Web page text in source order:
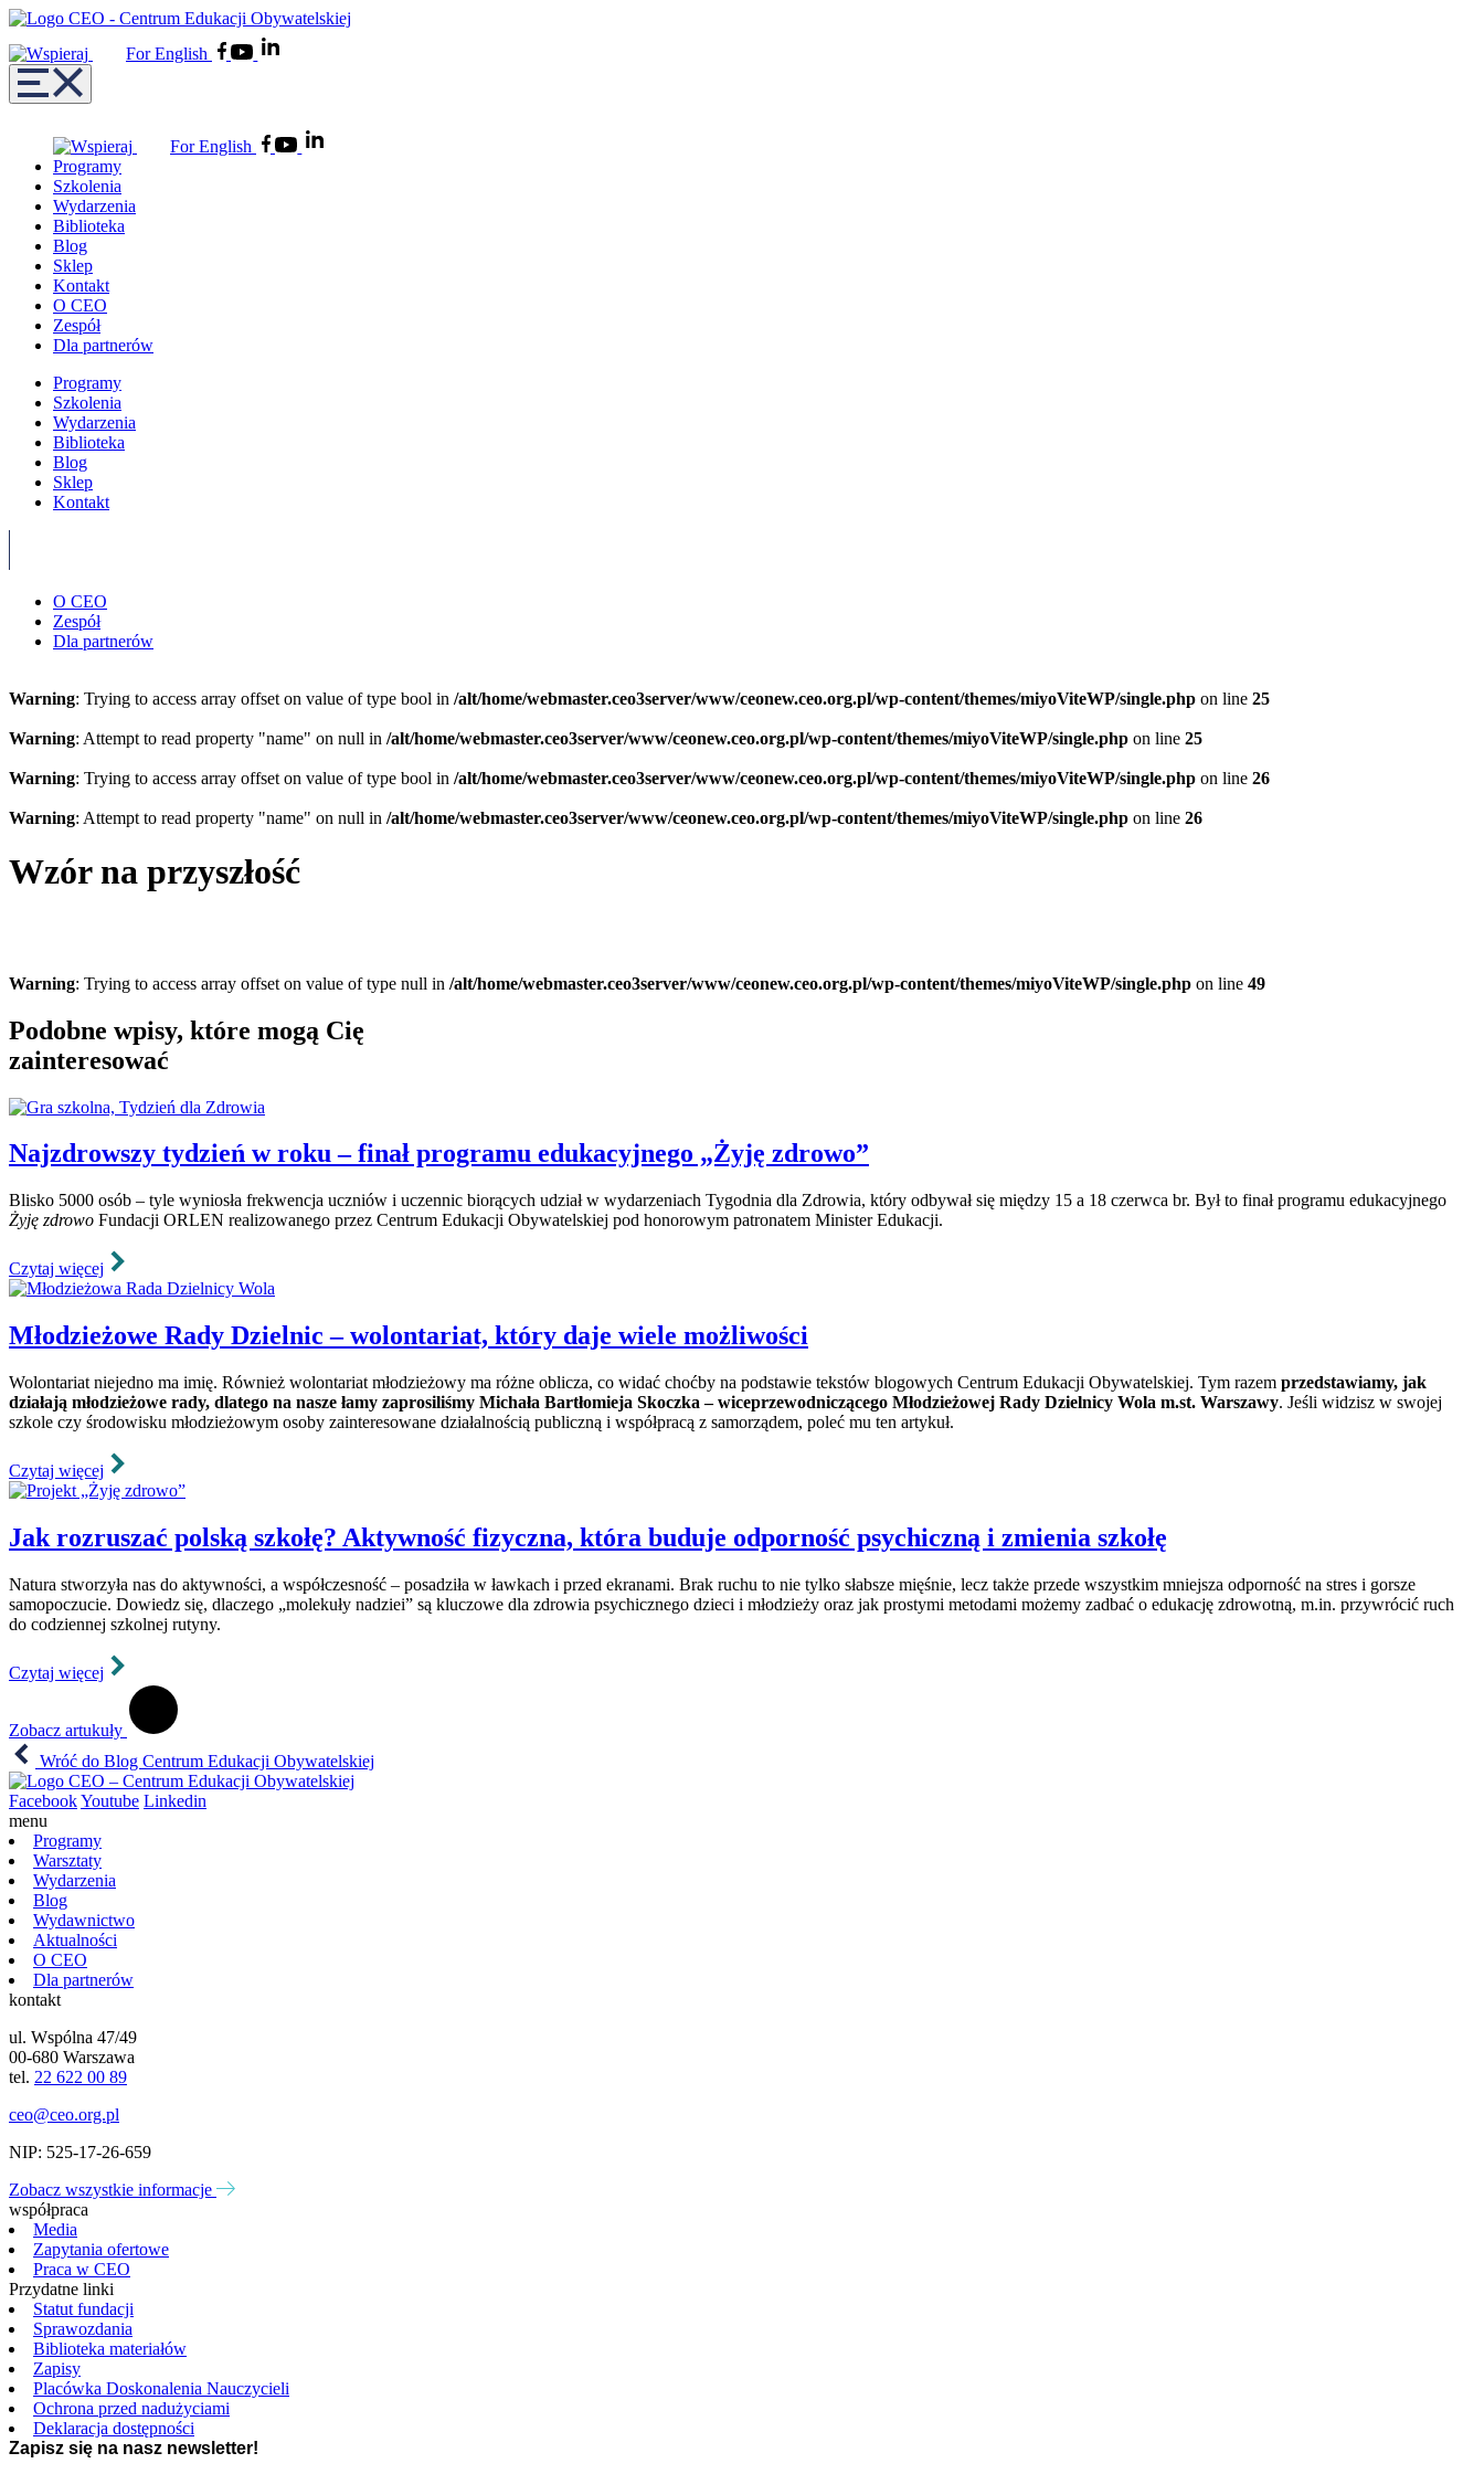
For English
For English
Programy
Szkolenia
Wydarzenia
Biblioteka
Blog
Sklep
Kontakt
O CEO
Zespół
Dla partnerów
Programy
Szkolenia
Wydarzenia
Biblioteka
Blog
Sklep
Kontakt
O CEO
Zespół
Dla partnerów
Warning: Trying to access array offset on value of type bool in /alt/home/webmaster.ceo3server/www/ceonew.ceo.org.pl/wp-content/themes/miyoViteWP/single.php on line 25
Warning: Attempt to read property "name" on null in /alt/home/webmaster.ceo3server/www/ceonew.ceo.org.pl/wp-content/themes/miyoViteWP/single.php on line 25
Warning: Trying to access array offset on value of type bool in /alt/home/webmaster.ceo3server/www/ceonew.ceo.org.pl/wp-content/themes/miyoViteWP/single.php on line 26
Warning: Attempt to read property "name" on null in /alt/home/webmaster.ceo3server/www/ceonew.ceo.org.pl/wp-content/themes/miyoViteWP/single.php on line 26
Wzór na przyszłość
Warning: Trying to access array offset on value of type null in /alt/home/webmaster.ceo3server/www/ceonew.ceo.org.pl/wp-content/themes/miyoViteWP/single.php on line 49
Podobne wpisy, które mogą Cię
zainteresować
Najzdrowszy tydzień w roku – finał programu edukacyjnego „Żyję zdrowo”
Blisko 5000 osób – tyle wyniosła frekwencja uczniów i uczennic biorących udział w wydarzeniach Tygodnia dla Zdrowia, który odbywał się między 15 a 18 czerwca br. Był to finał programu edukacyjnego
Żyję zdrowo Fundacji ORLEN realizowanego przez Centrum Edukacji Obywatelskiej pod honorowym patronatem Minister Edukacji.
Czytaj więcej
Młodzieżowe Rady Dzielnic – wolontariat, który daje wiele możliwości
Wolontariat niejedno ma imię. Również wolontariat młodzieżowy ma różne oblicza, co widać choćby na podstawie tekstów blogowych Centrum Edukacji Obywatelskiej. Tym razem przedstawiamy, jak
działają młodzieżowe rady, dlatego na nasze łamy zaprosiliśmy Michała Bartłomieja Skoczka – wiceprzewodniczącego Młodzieżowej Rady Dzielnicy Wola m.st. Warszawy. Jeśli widzisz w swojej
szkole czy środowisku młodzieżowym osoby zainteresowane działalnością publiczną i współpracą z samorządem, poleć mu ten artykuł.
Czytaj więcej
Jak rozruszać polską szkołę? Aktywność fizyczna, która buduje odporność psychiczną i zmienia szkołę
Natura stworzyła nas do aktywności, a współczesność – posadziła w ławkach i przed ekranami. Brak ruchu to nie tylko słabsze mięśnie, lecz także przede wszystkim mniejsza odporność na stres i gorsze
samopoczucie. Dowiedz się, dlaczego „molekuły nadziei” są kluczowe dla zdrowia psychicznego dzieci i młodzieży oraz jak prostymi metodami możemy zadbać o edukację zdrowotną, m.in. przywrócić ruch
do codziennej szkolnej rutyny.
Czytaj więcej
Zobacz artukuły
Wróć do Blog Centrum Edukacji Obywatelskiej
FacebookYoutube Linkedin
menu
Programy
Warsztaty
Wydarzenia
Blog
Wydawnictwo
Aktualności
O CEO
Dla partnerów
kontakt
ul. Wspólna 47/49
00-680 Warszawa
tel. 22 622 00 89
ceo@ceo.org.pl
NIP: 525-17-26-659
Zobacz wszystkie informacje
współpraca
Media
Zapytania ofertowe
Praca w CEO
Przydatne linki
Statut fundacji
Sprawozdania
Biblioteka materiałów
Zapisy
Placówka Doskonalenia Nauczycieli
Ochrona przed nadużyciami
Deklaracja dostępności
Zapisz się na nasz newsletter!